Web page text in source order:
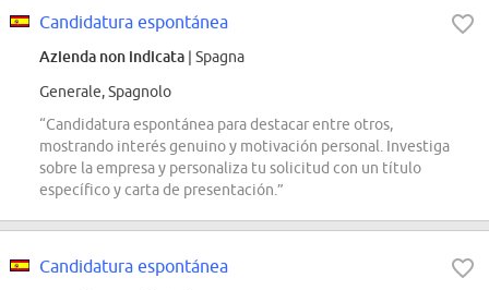
Candidatura espontánea
Azienda non indicata | Spagna
Generale, Spagnolo
“Candidatura espontánea para destacar entre otros,
mostrando interés genuino y motivación personal. Investiga
sobre la empresa y personaliza tu solicitud con un título
específico y carta de presentación.”
Candidatura espontánea